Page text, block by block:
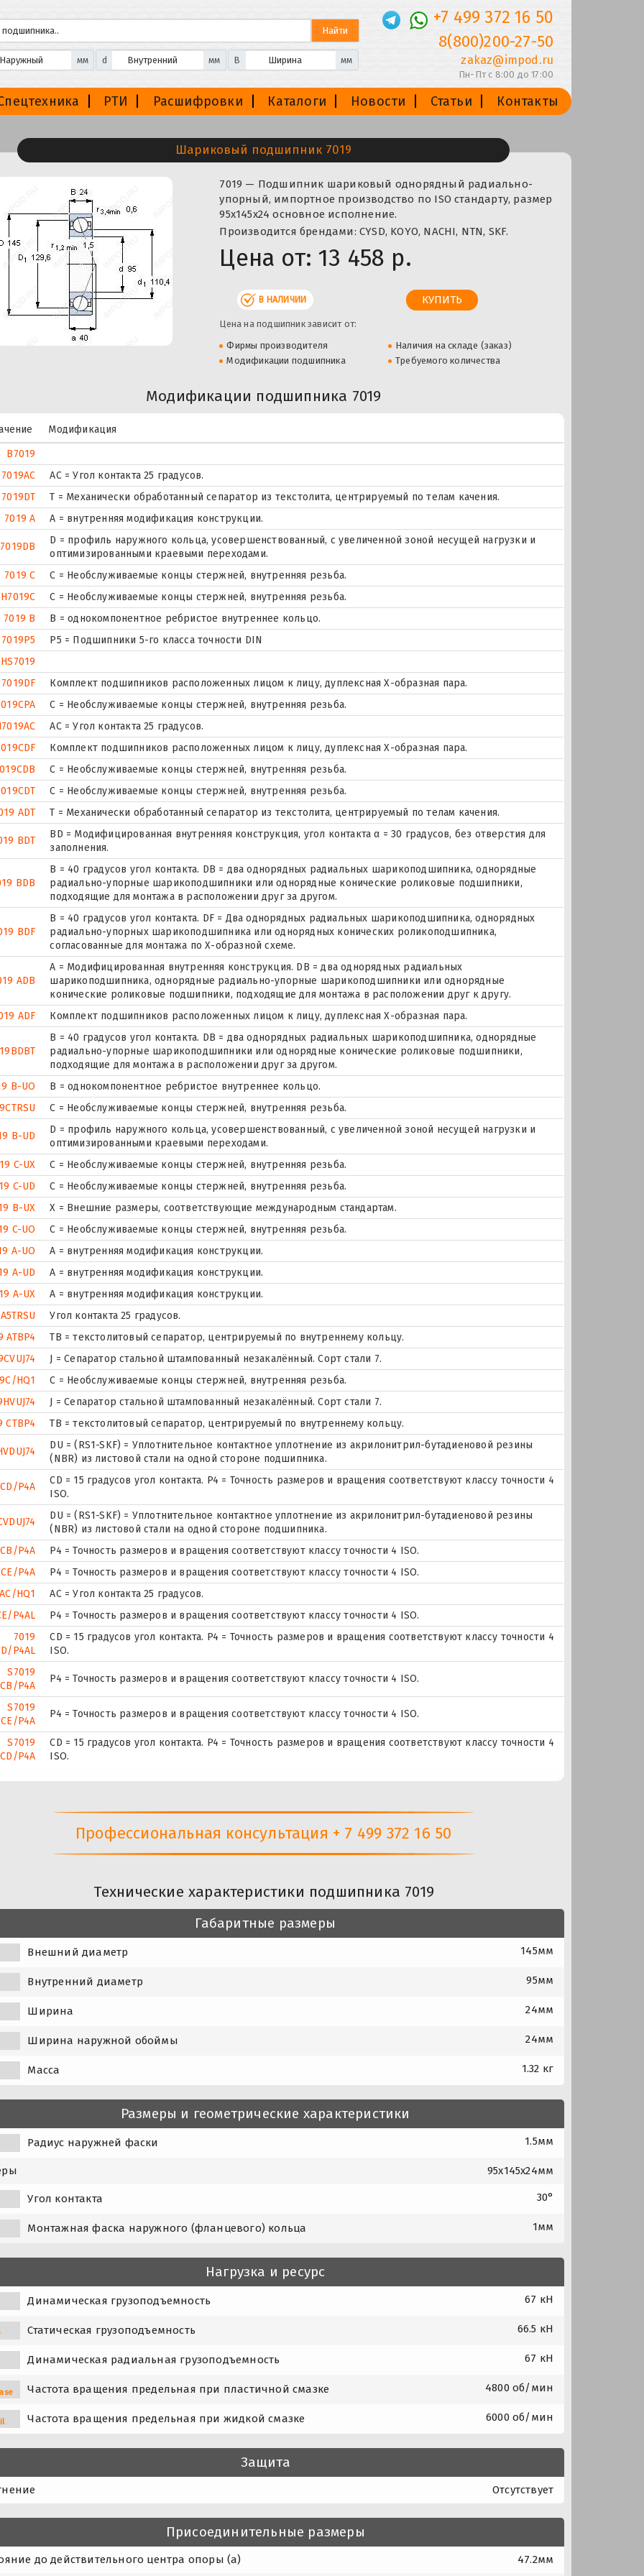
мм d мм B мм
+7 499 372 16 50
8(800)200-27-50
zakaz@impod.ru
Пн-Пт с 8:00 до 17:00
РТИ Расшифровки Каталоги Новости Статьи Контакты
Шариковый подшипник 7019
7019 — Подшипник шариковый однорядный радиально-
упорный, импортное производство по ISO стандарту, размер
95x145x24 основное исполнение.
Производится брендами: CYSD, KOYO, NACHI, NTN, SKF.
Цена от: 13 458 р.
В НАЛИЧИИ
Цена на подшипник зависит от:
Фирмы производителя
Наличия на складе (заказ)
Модификации подшипника
Требуемого количества
Модификации подшипника 7019
Модификация
B7019
7019AC
AC = Угол контакта 25 градусов.
7019DT
T = Механически обработанный сепаратор из текстолита, центрируемый по телам качения.
7019 A
A = внутренняя модификация конструкции.
7019DB
D = профиль наружного кольца, усовершенствованный, с увеличенной зоной несущей нагрузки и
оптимизированными краевыми переходами.
7019 C
С = Необслуживаемые концы стержней, внутренняя резьба.
H7019C
С = Необслуживаемые концы стержней, внутренняя резьба.
7019 B
B = однокомпонентное ребристое внутреннее кольцо.
7019P5
P5 = Подшипники 5-го класса точности DIN
HS7019
7019DF
Комплект подшипников расположенных лицом к лицу, дуплексная Х-образная пара.
С = Необслуживаемые концы стержней, внутренняя резьба.
AC = Угол контакта 25 градусов.
Комплект подшипников расположенных лицом к лицу, дуплексная Х-образная пара.
С = Необслуживаемые концы стержней, внутренняя резьба.
С = Необслуживаемые концы стержней, внутренняя резьба.
ADT
T = Механически обработанный сепаратор из текстолита, центрируемый по телам качения.
BDT
BD = Модифицированная внутренняя конструкция, угол контакта α = 30 градусов, без отверстия для
заполнения.
BDB
B = 40 градусов угол контакта. DB = два однорядных радиальных шарикоподшипника, однорядные
радиально-упорные шарикоподшипники или однорядные конические роликовые подшипники,
подходящие для монтажа в расположении друг за другом.
BDF
B = 40 градусов угол контакта. DF = Два однорядных радиальных шарикоподшипника, однорядных
радиально-упорных шарикоподшипника или однорядных конических роликоподшипника,
согласованные для монтажа по Х-образной схеме.
ADB
A = Модифицированная внутренняя конструкция. DB = два однорядных радиальных
шарикоподшипника, однорядные радиально-упорные шарикоподшипники или однорядные
конические роликовые подшипники, подходящие для монтажа в расположении друг к другу.
ADF
Комплект подшипников расположенных лицом к лицу, дуплексная Х-образная пара.
B = 40 градусов угол контакта. DB = два однорядных радиальных шарикоподшипника, однорядные
радиально-упорные шарикоподшипники или однорядные конические роликовые подшипники,
подходящие для монтажа в расположении друг за другом.
B-UO
B = однокомпонентное ребристое внутреннее кольцо.
С = Необслуживаемые концы стержней, внутренняя резьба.
B-UD
D = профиль наружного кольца, усовершенствованный, с увеличенной зоной несущей нагрузки и
оптимизированными краевыми переходами.
C-UX
С = Необслуживаемые концы стержней, внутренняя резьба.
C-UD
С = Необслуживаемые концы стержней, внутренняя резьба.
B-UX
X = Внешние размеры, соответствующие международным стандартам.
C-UO
С = Необслуживаемые концы стержней, внутренняя резьба.
A-UO
A = внутренняя модификация конструкции.
A-UD
A = внутренняя модификация конструкции.
A-UX
A = внутренняя модификация конструкции.
Угол контакта 25 градусов.
ATBP4
ТВ = текстолитовый сепаратор, центрируемый по внутреннему кольцу.
J = Сепаратор стальной штампованный незакалённый. Сорт стали 7.
HQ1
С = Необслуживаемые концы стержней, внутренняя резьба.
J = Сепаратор стальной штампованный незакалённый. Сорт стали 7.
CTBP4
ТВ = текстолитовый сепаратор, центрируемый по внутреннему кольцу.
DU = (RS1-SKF) = Уплотнительное контактное уплотнение из акрилонитрил-бутадиеновой резины
(NBR) из листовой стали на одной стороне подшипника.
P4A
CD = 15 градусов угол контакта. P4 = Точность размеров и вращения соответствуют классу точности 4
ISO.
DU = (RS1-SKF) = Уплотнительное контактное уплотнение из акрилонитрил-бутадиеновой резины
(NBR) из листовой стали на одной стороне подшипника.
P4A
P4 = Точность размеров и вращения соответствуют классу точности 4 ISO.
P4A
P4 = Точность размеров и вращения соответствуют классу точности 4 ISO.
HQ1
AC = Угол контакта 25 градусов.
P4AL
P4 = Точность размеров и вращения соответствуют классу точности 4 ISO.
7019
P4AL
CD = 15 градусов угол контакта. P4 = Точность размеров и вращения соответствуют классу точности 4
ISO.
S7019
CB/P4A
P4 = Точность размеров и вращения соответствуют классу точности 4 ISO.
S7019
CE/P4A
P4 = Точность размеров и вращения соответствуют классу точности 4 ISO.
S7019
CD/P4A
CD = 15 градусов угол контакта. P4 = Точность размеров и вращения соответствуют классу точности 4
ISO.
Профессиональная консультация + 7 499 372 16 50
Технические характеристики подшипника 7019
Габаритные размеры
Внешний диаметр 145мм
Внутренний диаметр 95мм
Ширина 24мм
Ширина наружной обоймы 24мм
Масса 1.32 кг
Размеры и геометрические характеристики
Радиус наружней фаски 1.5мм
95x145x24мм
Угол контакта 30°
Монтажная фаска наружного (фланцевого) кольца 1мм
Нагрузка и ресурс
Динамическая грузоподъемность 67 кН
Статическая грузоподъемность 66.5 кН
Динамическая радиальная грузоподъемность 67 кН
Частота вращения предельная при пластичной смазке 4800 об/мин
Частота вращения предельная при жидкой смазке 6000 об/мин
Защита
Отсутствует
Присоединительные размеры
до действительного центра опоры (a) 47.2мм